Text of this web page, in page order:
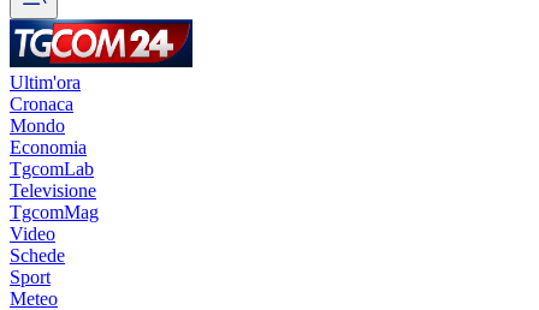
Ultim'ora
Cronaca
Mondo
Economia
TgcomLab
Televisione
TgcomMag
Video
Schede
Sport
Meteo